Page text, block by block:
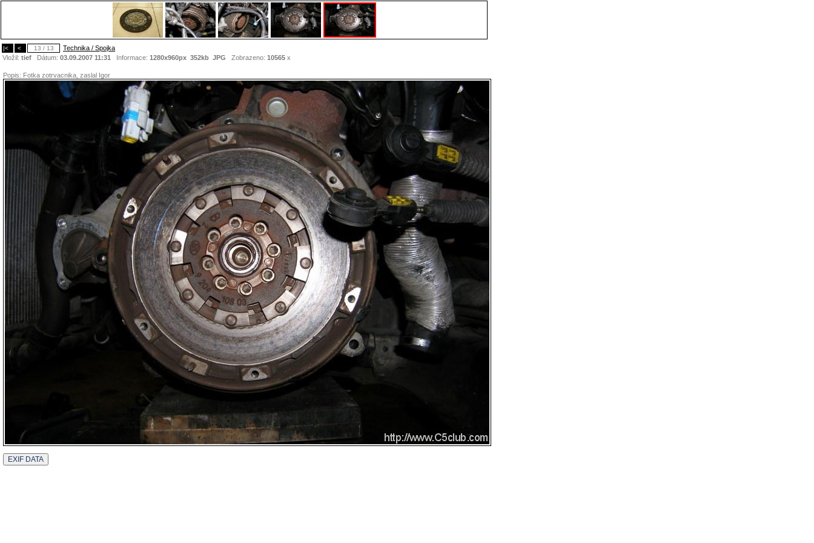
|< < 13 / 13
Technika / Spojka
Vložil: tief Dátum: 03.09.2007 11:31 Informace: 1280x960px 352kb JPG Zobrazeno: 10565 x
Popis: Fotka zotrvacnika, zaslal Igor